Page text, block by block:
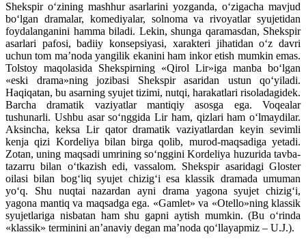
Shekspir o‘zining mashhur asarlarini yozganda, o‘zigacha mavjud
bo‘lgan dramalar, komediyalar, solnoma va rivoyatlar syujetidan
foydalanganini hamma biladi. Lekin, shunga qaramasdan, Shekspir
asarlari pafosi, badiiy konsepsiyasi, xarakteri jihatidan o‘z davri
uchun tom ma’noda yangilik ekanini ham inkor etish mumkin emas.
Tolstoy maqolasida Shekspirning «Qirol Lir»iga manba bo‘lgan
«eski drama»ning jozibasi Shekspir asaridan ustun qo‘yiladi.
Haqiqatan, bu asarning syujet tizimi, nutqi, harakatlari risoladagidek.
Barcha dramatik vaziyatlar mantiqiy asosga ega. Voqealar
tushunarli. Ushbu asar so‘nggida Lir ham, qizlari ham o‘lmaydilar.
Aksincha, keksa Lir qator dramatik vaziyatlardan keyin sevimli
kenja qizi Kordeliya bilan birga qolib, murod-maqsadiga yetadi.
Zotan, uning maqsadi umrining so‘nggini Kordeliya huzurida tavba-
tazarru bilan o‘tkazish edi, vassalom. Shekspir asaridagi Gloster
oilasi bilan bog‘liq syujet chizig‘i esa klassik dramada umuman
yo‘q. Shu nuqtai nazardan ayni drama yagona syujet chizig‘i,
yagona mantiq va maqsadga ega. «Gamlet» va «Otello»ning klassik
syujetlariga nisbatan ham shu gapni aytish mumkin. (Bu o‘rinda
«klassik» terminini an’anaviy degan ma’noda qo‘llayapmiz – U.J.).